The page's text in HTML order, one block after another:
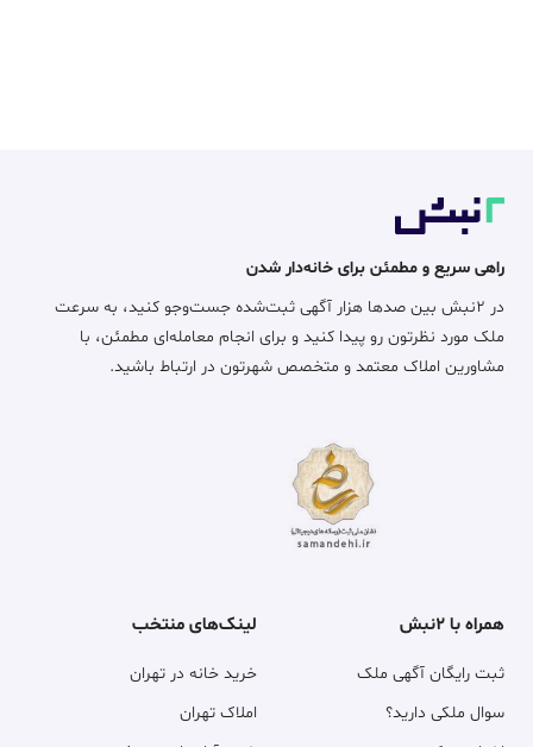
راهی سریع و مطمئن برای خانه‌دار شدن
در ۲نبش بین صدها هزار آگهی ثبت‌شده جست‌وجو کنید، به سرعت
ملک مورد نظرتون رو پیدا کنید و برای انجام معامله‌ای مطمئن، با
مشاورین املاک معتمد و متخصص شهرتون در ارتباط باشید.
همراه با ۲نبش
ثبت رایگان آگهی ملک
سوال ملکی دارید؟
لینک‌های منتخب
خرید خانه در تهران
املاک تهران